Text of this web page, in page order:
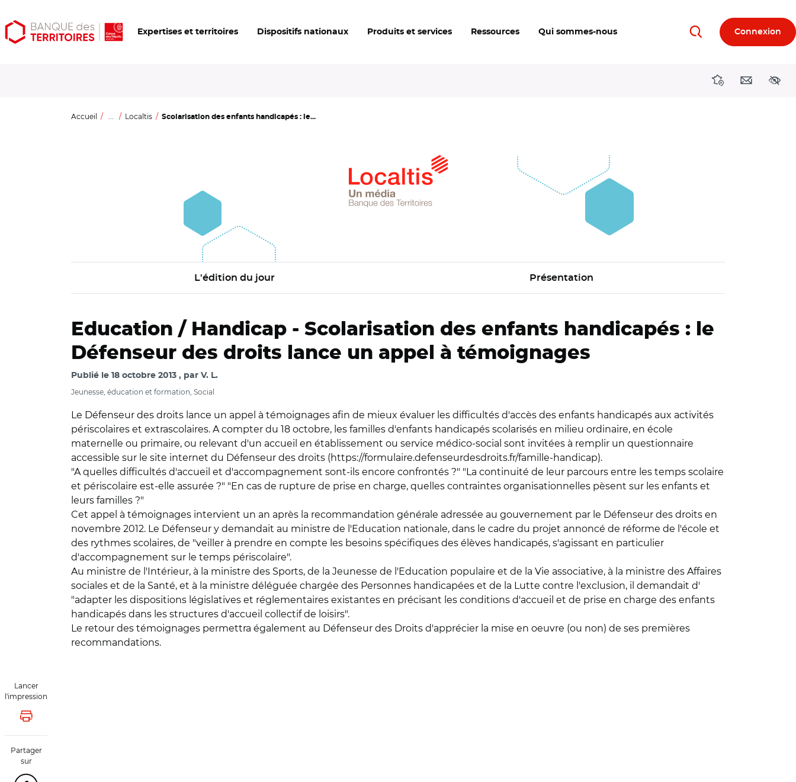
Aller
au
Aller
au
Ouvrir
les
Expertises et territoires Dispositifs nationaux Produits et services Ressources Qui sommes-nous RechercherConnexion
DirectionsContact
Accueil ... Localtis Scolarisation des enfants handicapés : le...
L'édition du jour Présentation
Lancer
l'impression
Lancer l'impression
Partager
sur
Education / Handicap - Scolarisation des enfants handicapés : le
Défenseur des droits lance un appel à témoignages
Publié le 18 octobre 2013 par V. L.
Jeunesse, éducation et formation, Social
Le Défenseur des droits lance un appel à témoignages afin de mieux évaluer les difficultés d'accès des enfants handicapés aux activités
périscolaires et extrascolaires. A compter du 18 octobre, les familles d'enfants handicapés scolarisés en milieu ordinaire, en école
maternelle ou primaire, ou relevant d'un accueil en établissement ou service médico-social sont invitées à remplir un questionnaire
accessible sur le site internet du Défenseur des droits (https://formulaire.defenseurdesdroits.fr/famille-handicap).
"A quelles difficultés d'accueil et d'accompagnement sont-ils encore confrontés ?" "La continuité de leur parcours entre les temps scolaire
et périscolaire est-elle assurée ?" "En cas de rupture de prise en charge, quelles contraintes organisationnelles pèsent sur les enfants et
leurs familles ?"
Cet appel à témoignages intervient un an après la recommandation générale adressée au gouvernement par le Défenseur des droits en
novembre 2012. Le Défenseur y demandait au ministre de l'Education nationale, dans le cadre du projet annoncé de réforme de l'école et
des rythmes scolaires, de "veiller à prendre en compte les besoins spécifiques des élèves handicapés, s'agissant en particulier
d'accompagnement sur le temps périscolaire".
Au ministre de l'Intérieur, à la ministre des Sports, de la Jeunesse de l'Education populaire et de la Vie associative, à la ministre des Affaires
sociales et de la Santé, et à la ministre déléguée chargée des Personnes handicapées et de la Lutte contre l'exclusion, il demandait d'
"adapter les dispositions législatives et réglementaires existantes en précisant les conditions d'accueil et de prise en charge des enfants
handicapés dans les structures d'accueil collectif de loisirs".
Le retour des témoignages permettra également au Défenseur des Droits d'apprécier la mise en oeuvre (ou non) de ses premières
recommandations.